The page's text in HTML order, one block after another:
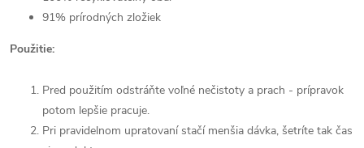
91% prírodných zložiek
Použitie:
Pred použitím odstráňte voľné nečistoty a prach - prípravok
potom lepšie pracuje.
Pri pravidelnom upratovaní stačí menšia dávka, šetríte tak čas